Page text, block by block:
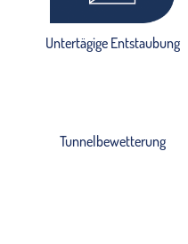
Untertägige Entstaubung
Tunnelbewetterung